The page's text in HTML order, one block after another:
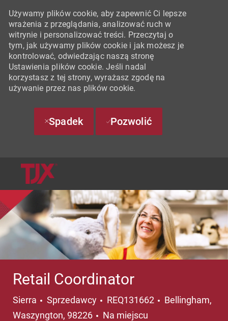
Używamy plików cookie, aby zapewnić Ci lepsze
wrażenia z przeglądania, analizować ruch w
witrynie i personalizować treści. Przeczytaj o
tym, jak używamy plików cookie i jak możesz je
kontrolować, odwiedzając naszą stronę
Ustawienia plików cookie. Jeśli nadal
korzystasz z tej strony, wyrażasz zgodę na
używanie przez nas plików cookie.
Spadek Pozwolić
Retail Coordinator
Sierra Kategoria
Sprzedawcy REQ131662 Lokalizacja
Bellingham,
Waszyngton, 98226
Na miejscu